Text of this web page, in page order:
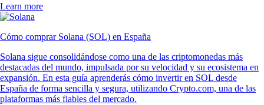
Learn more
Cómo comprar Solana (SOL) en España
Solana sigue consolidándose como una de las criptomonedas más
destacadas del mundo, impulsada por su velocidad y su ecosistema en
expansión. En esta guía aprenderás cómo invertir en SOL desde
España de forma sencilla y segura, utilizando Crypto.com, una de las
plataformas más fiables del mercado.